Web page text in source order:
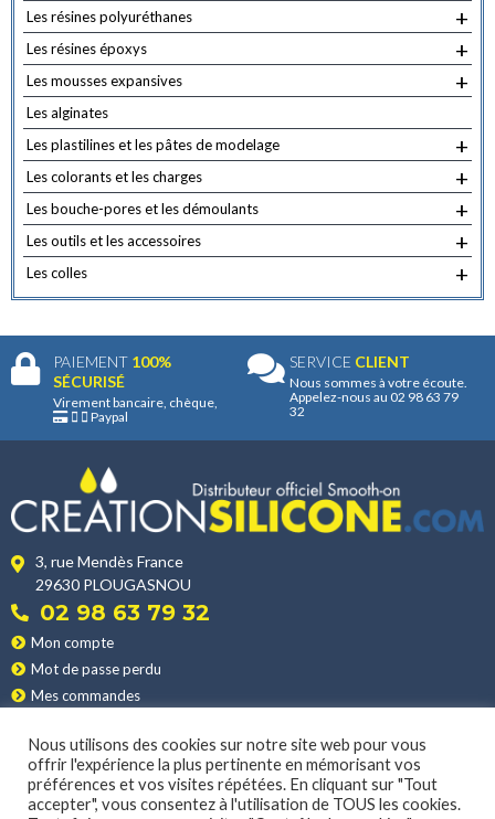
+
Les résines polyuréthanes
+
Les résines époxys
+
Les mousses expansives
Les alginates
+
Les plastilines et les pâtes de modelage
+
Les colorants et les charges
+
Les bouche-pores et les démoulants
+
Les outils et les accessoires
+
Les colles
PAIEMENT 100%
SÉCURISÉ
Virement bancaire, chèque,
Paypal
SERVICE CLIENT
Nous sommes à votre écoute.
Appelez-nous au 02 98 63 79
32
3, rue Mendès France
29630 PLOUGASNOU
02 98 63 79 32
Mon compte
Mot de passe perdu
Mes commandes
Nos produits
Les applications
Nos conditions de vente
Nous utilisons des cookies sur notre site web pour vous
offrir l'expérience la plus pertinente en mémorisant vos
préférences et vos visites répétées. En cliquant sur "Tout
accepter", vous consentez à l'utilisation de TOUS les cookies.